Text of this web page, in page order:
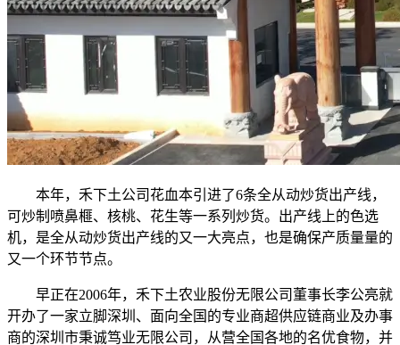
本年，禾下土公司花血本引进了6条全从动炒货出产线，
可炒制喷鼻榧、核桃、花生等一系列炒货。出产线上的色选
机，是全从动炒货出产线的又一大亮点，也是确保产质量量的
又一个环节节点。
早正在2006年，禾下土农业股份无限公司董事长李公亮就
开办了一家立脚深圳、面向全国的专业商超供应链商业及办事
商的深圳市秉诚笃业无限公司，从营全国各地的名优食物，并